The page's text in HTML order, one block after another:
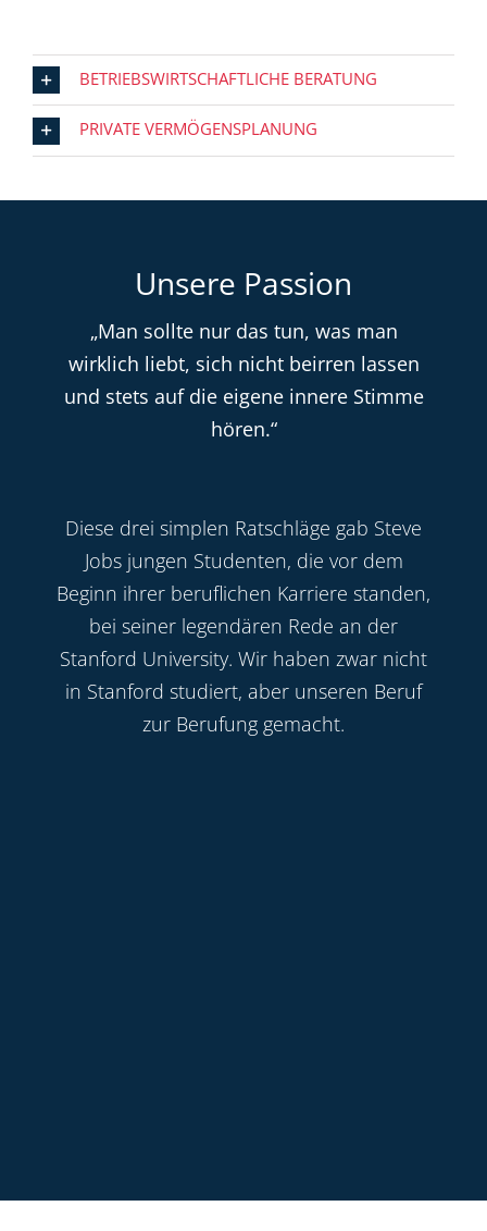
BETRIEBSWIRTSCHAFTLICHE BERATUNG
PRIVATE VERMÖGENSPLANUNG
Unsere Passion
„Man sollte nur das tun, was man
wirklich liebt, sich nicht beirren lassen
und stets auf die eigene innere Stimme
hören.“
Diese drei simplen Ratschläge gab Steve
Jobs jungen Studenten, die vor dem
Beginn ihrer beruflichen Karriere standen,
bei seiner legendären Rede an der
Stanford University. Wir haben zwar nicht
in Stanford studiert, aber unseren Beruf
zur Berufung gemacht.